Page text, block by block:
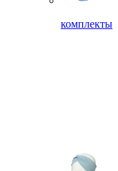
комплекты